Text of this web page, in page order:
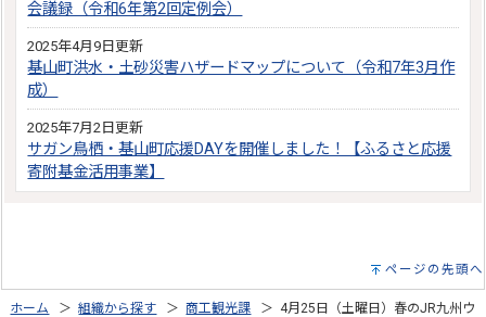
会議録（令和6年第2回定例会）
2025年4月9日更新
基山町洪水・土砂災害ハザードマップについて（令和7年3月作
成）
2025年7月2日更新
サガン鳥栖・基山町応援DAYを開催しました！【ふるさと応援
寄附基金活用事業】
ページの先頭へ
ホーム ＞組織から探す ＞商工観光課 ＞ 4月25日（土曜日）春のJR九州ウ